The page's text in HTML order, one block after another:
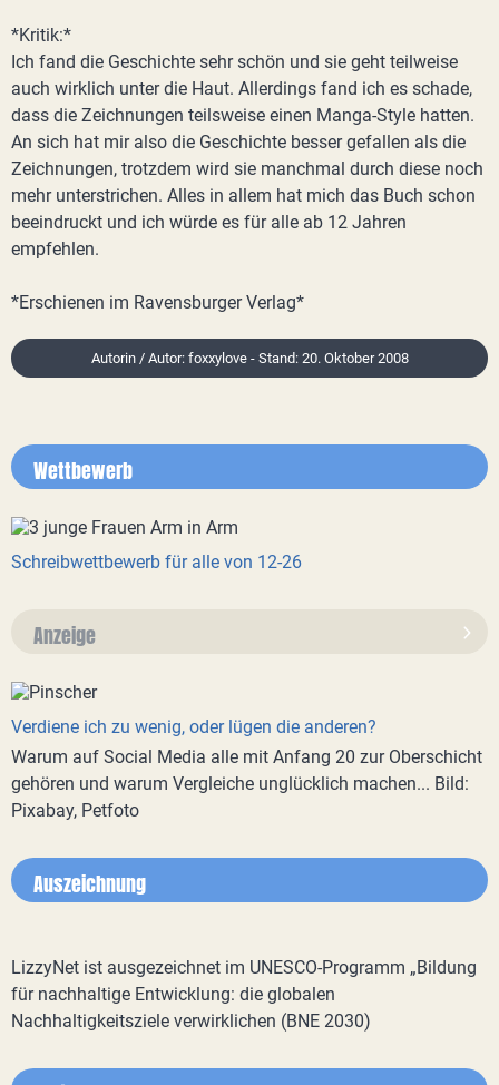
*Kritik:*
Ich fand die Geschichte sehr schön und sie geht teilweise
auch wirklich unter die Haut. Allerdings fand ich es schade,
dass die Zeichnungen teilsweise einen Manga-Style hatten.
An sich hat mir also die Geschichte besser gefallen als die
Zeichnungen, trotzdem wird sie manchmal durch diese noch
mehr unterstrichen. Alles in allem hat mich das Buch schon
beeindruckt und ich würde es für alle ab 12 Jahren
empfehlen.
*Erschienen im Ravensburger Verlag*
Autorin / Autor: foxxylove - Stand: 20. Oktober 2008
Wettbewerb
Schreibwettbewerb für alle von 12-26
Anzeige
Verdiene ich zu wenig, oder lügen die anderen?
Warum auf Social Media alle mit Anfang 20 zur Oberschicht
gehören und warum Vergleiche unglücklich machen... Bild:
Pixabay, Petfoto
Auszeichnung
LizzyNet ist ausgezeichnet im UNESCO-Programm „Bildung
für nachhaltige Entwicklung: die globalen
Nachhaltigkeitsziele verwirklichen (BNE 2030)